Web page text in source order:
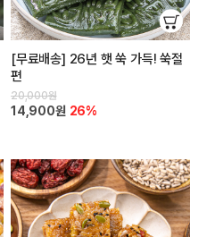
[무료배송] 26년 햇 쑥 가득! 쑥절
편
20,000원
14,900원 26%